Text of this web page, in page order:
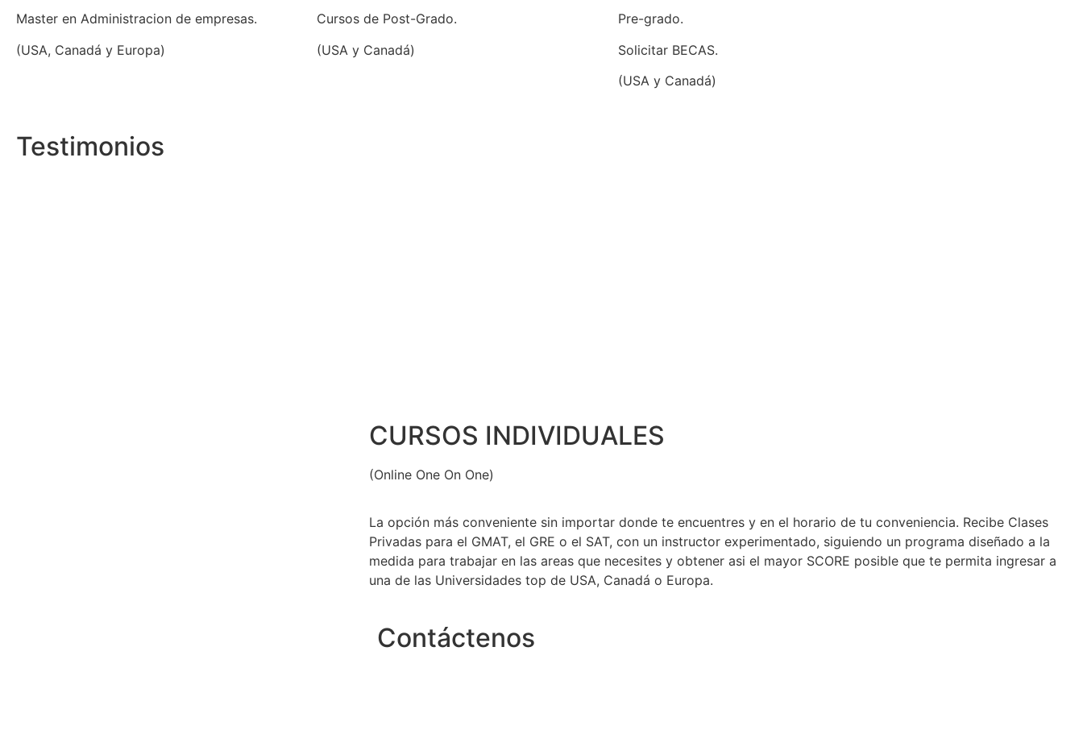
Master en Administracion de empresas.
(USA, Canadá y Europa)
Cursos de Post-Grado.
(USA y Canadá)
Pre-grado.
Solicitar BECAS.
(USA y Canadá)
Testimonios
CURSOS INDIVIDUALES
(Online One On One)
La opción más conveniente sin importar donde te encuentres y en el horario de tu conveniencia. Recibe Clases
Privadas para el GMAT, el GRE o el SAT, con un instructor experimentado, siguiendo un programa diseñado a la
medida para trabajar en las areas que necesites y obtener asi el mayor SCORE posible que te permita ingresar a
una de las Universidades top de USA, Canadá o Europa.
Contáctenos